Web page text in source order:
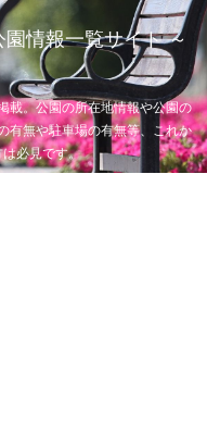
情報一覧サイト ～
載。公園の所在地情報や公園の
有無や駐車場の有無等、これか
は必見です。